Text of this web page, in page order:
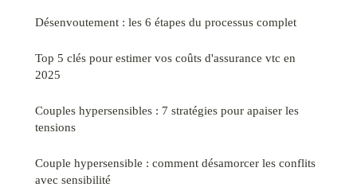
Désenvoutement : les 6 étapes du processus complet
Top 5 clés pour estimer vos coûts d'assurance vtc en
2025
Couples hypersensibles : 7 stratégies pour apaiser les
tensions
Couple hypersensible : comment désamorcer les conflits
avec sensibilité